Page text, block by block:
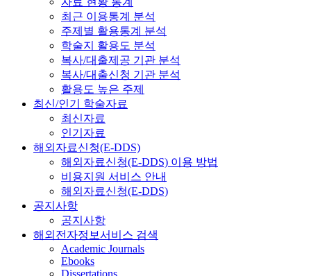
최근 이용통계 분석
주제별 활용통계 분석
학술지 활용도 분석
복사/대출제공 기관 분석
복사/대출신청 기관 분석
활용도 높은 주제
최신/인기 학술자료
최신자료
인기자료
해외자료신청(E-DDS)
해외자료신청(E-DDS) 이용 방법
비용지원 서비스 안내
해외자료신청(E-DDS)
공지사항
공지사항
해외전자정보서비스 검색
Academic Journals
Ebooks